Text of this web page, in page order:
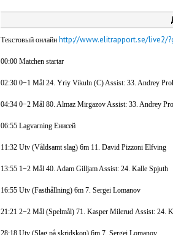
Текстовый онлайн http://www.elitrapport.se/live2/
00:00 Matchen startar
02:30 0−1 Mål 24. Yriy Vikuln (C)Assist: 33. Andrey
04:34 0−2 Mål 80. Almaz MirgazovAssist: 33. Andrey
06:55 Lagvarning Енисей
11:32 Utv (Våldsamt slag) 6m 11. David Pizzoni Elfving
13:55 1−2 Mål 40. Adam GilljamAssist: 24. Kalle Spjuth
16:55 Utv (Fasthållning) 6m 7. Sergei Lomanov
21:21 2−2 Mål (Spelmål) 71. Kasper Milerud Assist: 24.
28:18 Utv (Slag på skridskon) 6m 7. Sergei Lomanov